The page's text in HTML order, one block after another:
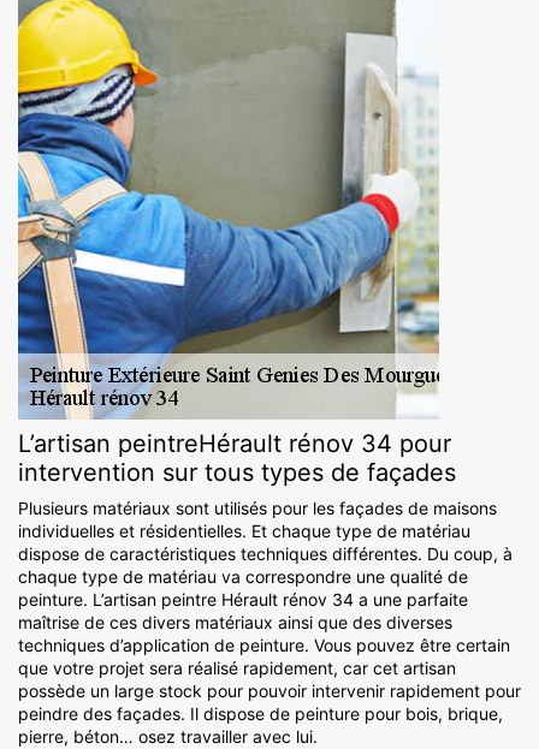
L’artisan peintreHérault rénov 34 pour
intervention sur tous types de façades
Plusieurs matériaux sont utilisés pour les façades de maisons
individuelles et résidentielles. Et chaque type de matériau
dispose de caractéristiques techniques différentes. Du coup, à
chaque type de matériau va correspondre une qualité de
peinture. L’artisan peintre Hérault rénov 34 a une parfaite
maîtrise de ces divers matériaux ainsi que des diverses
techniques d’application de peinture. Vous pouvez être certain
que votre projet sera réalisé rapidement, car cet artisan
possède un large stock pour pouvoir intervenir rapidement pour
peindre des façades. Il dispose de peinture pour bois, brique,
pierre, béton… osez travailler avec lui.